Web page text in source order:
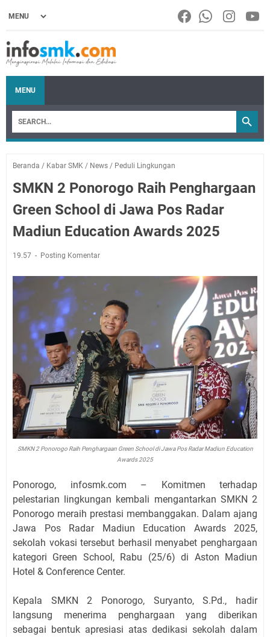
MENU
Beranda / Kabar SMK / News / Peduli Lingkungan
SMKN 2 Ponorogo Raih Penghargaan
Green School di Jawa Pos Radar
Madiun Education Awards 2025
19.57 Posting Komentar
SMKN 2 Ponorogo Raih Penghargaan Green School di Jawa Pos Radar Madiun Education
Awards 2025
Ponorogo, infosmk.com – Komitmen terhadap
pelestarian lingkungan kembali mengantarkan SMKN 2
Ponorogo meraih prestasi membanggakan. Dalam ajang
Jawa Pos Radar Madiun Education Awards 2025,
sekolah vokasi tersebut berhasil menyabet penghargaan
kategori Green School, Rabu (25/6) di Aston Madiun
Hotel & Conference Center.
Kepala SMKN 2 Ponorogo, Suryanto, S.Pd., hadir
langsung menerima penghargaan yang diberikan
sebagai bentuk apresiasi atas dedikasi sekolah dalam